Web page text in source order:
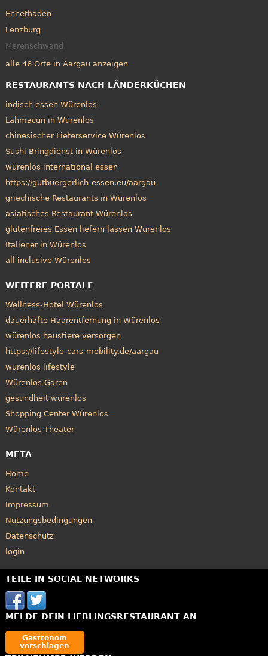
Ennetbaden
Lenzburg
Merenschwand
alle 46 Orte in Aargau anzeigen
RESTAURANTS NACH LÄNDERKÜCHEN
indisch essen Würenlos
Lahmacun in Würenlos
chinesischer Lieferservice Würenlos
Sushi Bringdienst in Würenlos
würenlos international essen
https://gutbuergerlich-essen.eu/aargau
griechische Restaurants in Würenlos
asiatisches Restaurant Würenlos
glutenfreies Essen liefern lassen Würenlos
Italiener in Würenlos
all inclusive Würenlos
WEITERE PORTALE
Wellness-Hotel Würenlos
dauerhafte Haarentfernung in Würenlos
würenlos haustiere versorgen
https://lifestyle-cars-mobility.de/aargau
würenlos lifestyle
Würenlos Garen
gesundheit würenlos
Shopping Center Würenlos
Würenlos Theater
META
Home
Kontakt
Impressum
Nutzungsbedingungen
Datenschutz
login
TEILE IN SOCIAL NETWORKS
MELDE DEIN LIEBLINGSRESTAURANT AN
Gastronom
vorschlagen